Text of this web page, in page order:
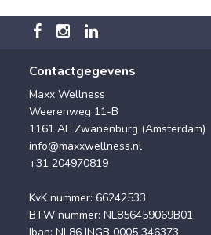
Contactgegevens
Maxx Wellness
Weerenweg 11-B
1161 AE Zwanenburg (Amsterdam)
info@maxxwellness.nl
+31 204970819
KvK nummer: 66242533
BTW nummer: NL856459069B01
Iban: NL86 INGB 0005 346373